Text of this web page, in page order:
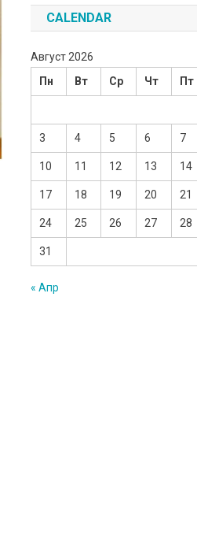
CALENDAR
Август 2026
Пн
Вт Ср Чт Пт
3 4 5 6 7
10 11 12 13 14
17 18 19 20 21
24 25 26 27 28
31
« Апр